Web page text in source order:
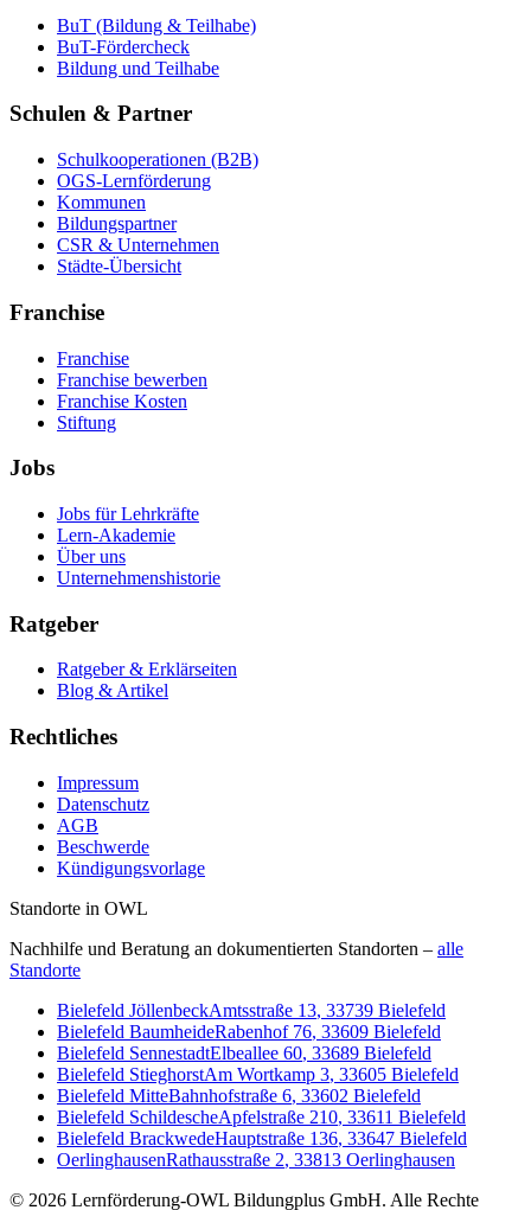
BuT (Bildung & Teilhabe)
BuT-Fördercheck
Bildung und Teilhabe
Schulen & Partner
Schulkooperationen (B2B)
OGS-Lernförderung
Kommunen
Bildungspartner
CSR & Unternehmen
Städte-Übersicht
Franchise
Franchise
Franchise bewerben
Franchise Kosten
Stiftung
Jobs
Jobs für Lehrkräfte
Lern-Akademie
Über uns
Unternehmenshistorie
Ratgeber
Ratgeber & Erklärseiten
Blog & Artikel
Rechtliches
Impressum
Datenschutz
AGB
Beschwerde
Kündigungsvorlage
Standorte in OWL
Nachhilfe und Beratung an dokumentierten Standorten – alle
Standorte
Bielefeld JöllenbeckAmtsstraße 13, 33739 Bielefeld
Bielefeld BaumheideRabenhof 76, 33609 Bielefeld
Bielefeld SennestadtElbeallee 60, 33689 Bielefeld
Bielefeld StieghorstAm Wortkamp 3, 33605 Bielefeld
Bielefeld MitteBahnhofstraße 6, 33602 Bielefeld
Bielefeld SchildescheApfelstraße 210, 33611 Bielefeld
Bielefeld BrackwedeHauptstraße 136, 33647 Bielefeld
OerlinghausenRathausstraße 2, 33813 Oerlinghausen
© 2026 Lernförderung-OWL Bildungplus GmbH. Alle Rechte